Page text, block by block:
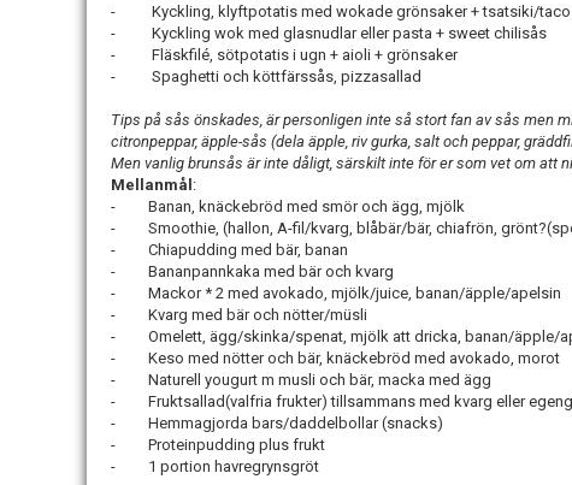
- Kyckling, klyftpotatis med wokade grönsaker + tsatsiki/
- Kyckling wok med glasnudlar eller pasta + sweet chilisås
- Fläskfilé, sötpotatis i ugn + aioli + grönsaker
- Spaghetti och köttfärssås, pizzasallad
Tips på sås önskades, är personligen inte så stort fan av sås men
citronpeppar, äpple-sås (dela äpple, riv gurka, salt och peppar,
Men vanlig brunsås är inte dåligt, särskilt inte för er som vet om att
Mellanmål :
- Banan, knäckebröd med smör och ägg, mjölk
- Smoothie, (hallon, A-fil/kvarg, blåbär/bär, chiafrön,
- Chiapudding med bär, banan
- Bananpannkaka med bär och kvarg
- Mackor * 2 med avokado, mjölk/juice, banan/äpple/apelsin
- Kvarg med bär och nötter/müsli
- Omelett, ägg/skinka/spenat, mjölk att dricka, banan/äpple/
- Keso med nötter och bär, knäckebröd med avokado, morot
- Naturell yougurt m musli och bär, macka med ägg
- Fruktsallad(valfria frukter) tillsammans med kvarg eller
- Hemmagjorda bars/daddelbollar (snacks)
- Proteinpudding plus frukt
- 1 portion havregrynsgröt